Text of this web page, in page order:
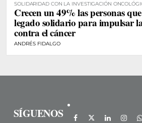
SOLIDARIDAD CON LA INVESTIGACIÓN
Crecen un 49% las personas
legado solidario para impulsar
contra el cáncer
ANDRÉS FIDALGO
SÍGUENOS